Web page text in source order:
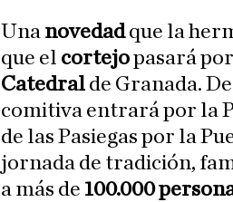
Una novedadque la
que el cortejopasará
Catedral de Granada.
comitiva entrará por la
de las Pasiegas por la
jornada de tradición,
a más de 100.000